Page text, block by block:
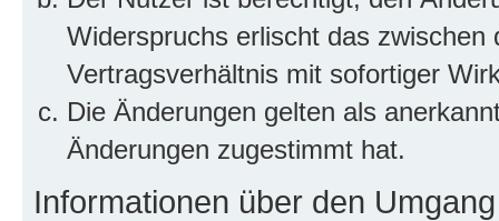
Widerspruchs erlischt das
Vertragsverhältnis mit sofortiger
Die Änderungen gelten als
Änderungen zugestimmt hat.
Informationen über den